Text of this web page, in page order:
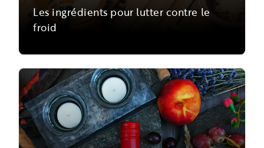
Les ingrédients pour lutter contre le
froid